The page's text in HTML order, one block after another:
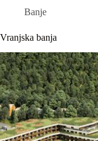
Banje
Vranjska banja